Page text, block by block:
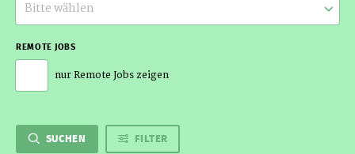
Bitte wählen
REMOTE JOBS
nur Remote Jobs zeigen
SUCHEN FILTER